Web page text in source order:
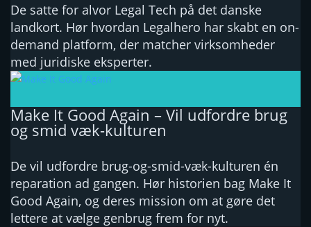
De satte for alvor Legal Tech på det danske
landkort. Hør hvordan Legalhero har skabt en on-
demand platform, der matcher virksomheder
med juridiske eksperter.
Make It Good Again – Vil udfordre brug
og smid væk-kulturen
De vil udfordre brug-og-smid-væk-kulturen én
reparation ad gangen. Hør historien bag Make It
Good Again, og deres mission om at gøre det
lettere at vælge genbrug frem for nyt.